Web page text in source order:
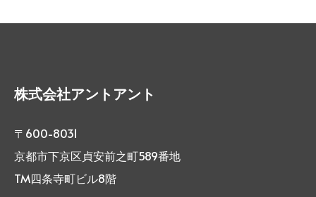
株式会社アントアント
〒600-8031
京都市下京区貞安前之町589番地
TM四条寺町ビル8階